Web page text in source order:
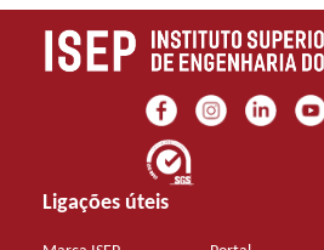
Ligações úteis